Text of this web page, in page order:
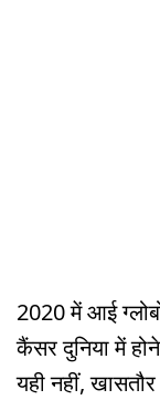
2020 में आई
कैंसर दुनिया में
यही नहीं,